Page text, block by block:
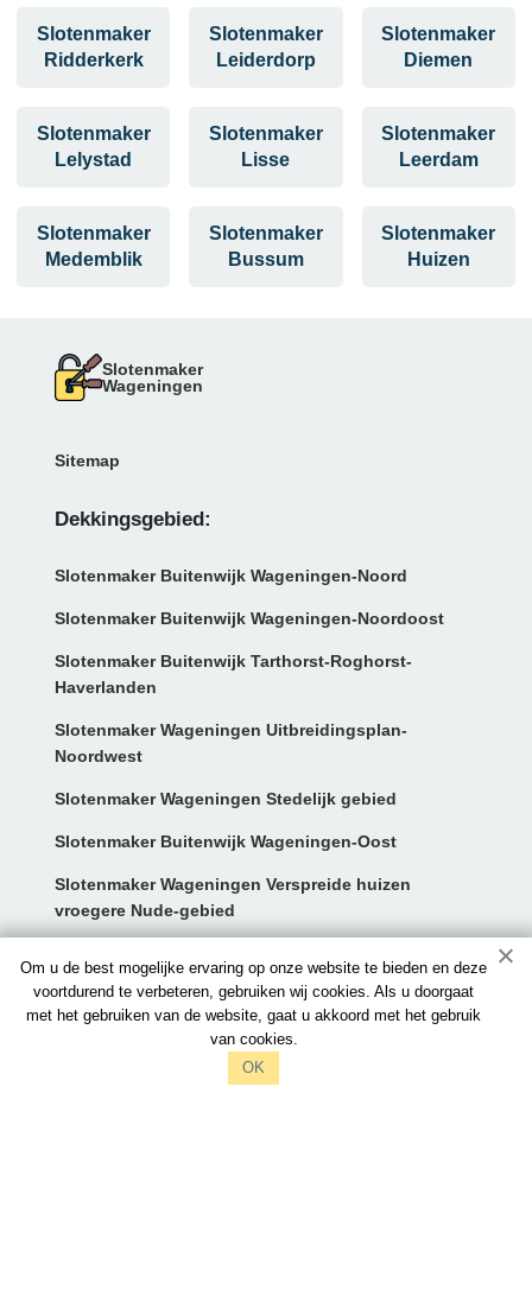
Om u de best mogelijke ervaring op onze website te bieden en deze
voortdurend te verbeteren, gebruiken wij cookies. Als u doorgaat
met het gebruiken van de website, gaat u akkoord met het gebruik
van cookies.
OK
Slotenmaker
Ridderkerk
Slotenmaker
Leiderdorp
Slotenmaker
Diemen
Slotenmaker
Lelystad
Slotenmaker
Lisse
Slotenmaker
Leerdam
Slotenmaker
Medemblik
Slotenmaker
Bussum
Slotenmaker
Huizen
Slotenmaker
Wageningen
Sitemap
Dekkingsgebied:
Slotenmaker Buitenwijk Wageningen-Noord
Slotenmaker Buitenwijk Wageningen-Noordoost
Slotenmaker Buitenwijk Tarthorst-Roghorst-
Haverlanden
Slotenmaker Wageningen Uitbreidingsplan-
Noordwest
Slotenmaker Wageningen Stedelijk gebied
Slotenmaker Buitenwijk Wageningen-Oost
Slotenmaker Wageningen Verspreide huizen
vroegere Nude-gebied
Contact:
info@slotenmakerswageningen.nl